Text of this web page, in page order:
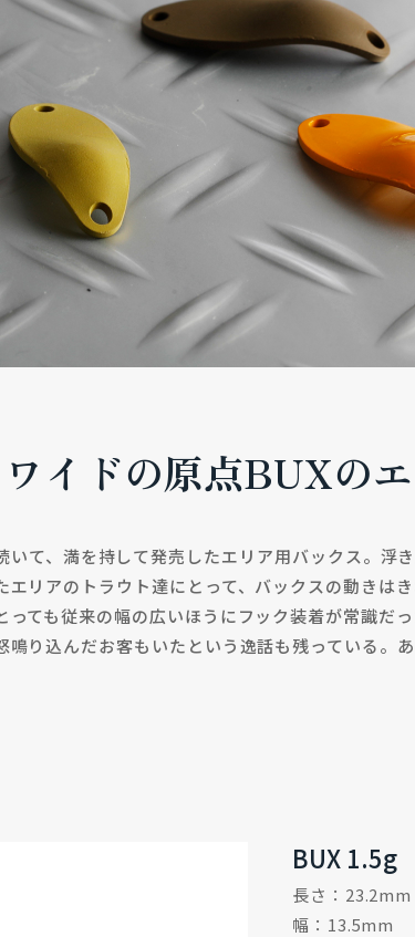
イドの原点BUXのエ
て、満を持して発売したエリア用バックス。浮
リアのトラウト達にとって、バックスの動きは
ても従来の幅の広いほうにフック装着が常識だ
り込んだお客もいたという逸話も残っている。
BUX 1.5g
長さ：23.2mm
幅：13.5mm